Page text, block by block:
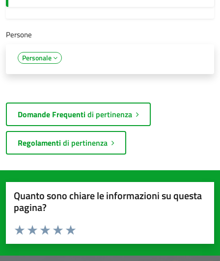
Persone
Personale
Domande Frequentidi pertinenza
Regolamentidi pertinenza
Quanto sono chiare le informazioni su questa
pagina?
Valuta da 1 a 5 stelle la pagina
Valuta 5 stelle su 5
Valuta 4 stelle su 5
Valuta 3 stelle su 5
Valuta 2 stelle su 5
Valuta 1 stelle su 5